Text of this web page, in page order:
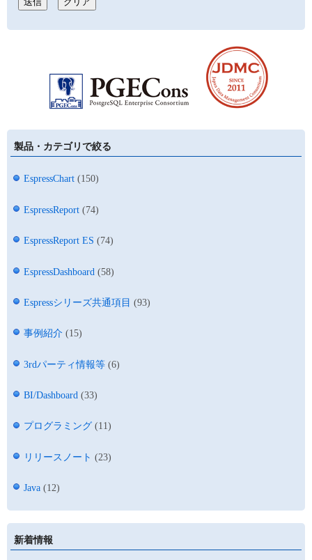
製品・カテゴリで絞る
EspressChart (150)
EspressReport (74)
EspressReport ES (74)
EspressDashboard (58)
Espressシリーズ共通項目 (93)
事例紹介 (15)
3rdパーティ情報等 (6)
BI/Dashboard (33)
プログラミング (11)
リリースノート (23)
Java (12)
新着情報